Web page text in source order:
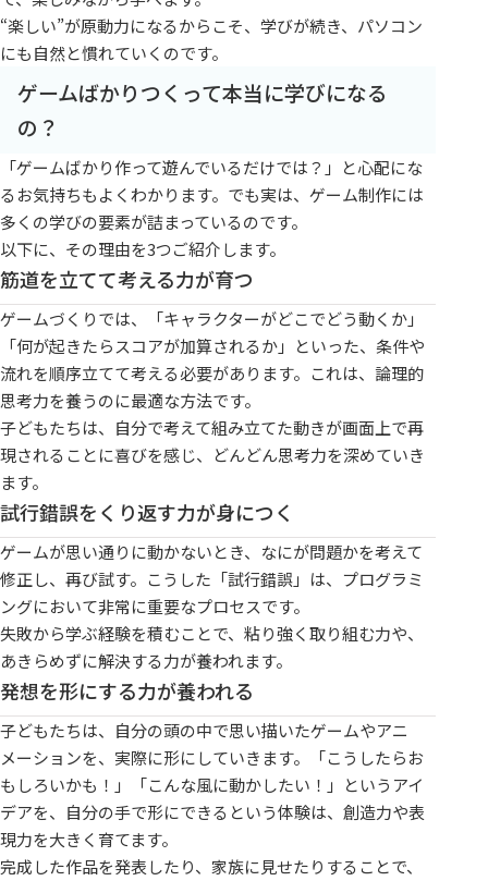
“楽しい”が原動力になるからこそ、学びが続き、パソコン
にも自然と慣れていくのです。
ゲームばかりつくって本当に学びになる
の？
「ゲームばかり作って遊んでいるだけでは？」と心配にな
るお気持ちもよくわかります。でも実は、ゲーム制作には
多くの学びの要素が詰まっているのです。
以下に、その理由を3つご紹介します。
筋道を立てて考える力が育つ
ゲームづくりでは、「キャラクターがどこでどう動くか」
「何が起きたらスコアが加算されるか」といった、条件や
流れを順序立てて考える必要があります。これは、論理的
思考力を養うのに最適な方法です。
子どもたちは、自分で考えて組み立てた動きが画面上で再
現されることに喜びを感じ、どんどん思考力を深めていき
ます。
試行錯誤をくり返す力が身につく
ゲームが思い通りに動かないとき、なにが問題かを考えて
修正し、再び試す。こうした「試行錯誤」は、プログラミ
ングにおいて非常に重要なプロセスです。
失敗から学ぶ経験を積むことで、粘り強く取り組む力や、
あきらめずに解決する力が養われます。
発想を形にする力が養われる
子どもたちは、自分の頭の中で思い描いたゲームやアニ
メーションを、実際に形にしていきます。「こうしたらお
もしろいかも！」「こんな風に動かしたい！」というアイ
デアを、自分の手で形にできるという体験は、創造力や表
現力を大きく育てます。
完成した作品を発表したり、家族に見せたりすることで、